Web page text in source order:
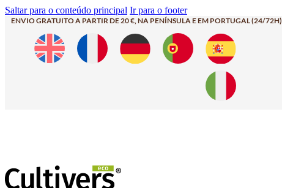
Saltar para o conteúdo principal Ir para o footer
ENVIO GRATUITO A PARTIR DE 20 €, NA PENÍNSULA E EM PORTUGAL (24/72H)